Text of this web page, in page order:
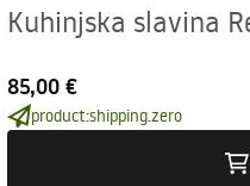
Kuhinjska slavina
85,00 €
product:shipping.zero